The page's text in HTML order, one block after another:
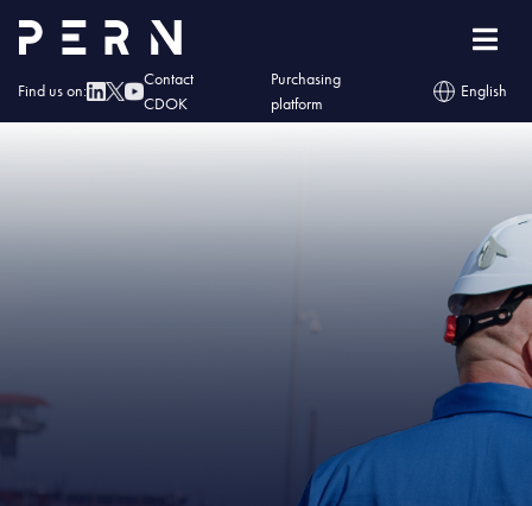
Find us on:
Contact
CDOK
Purchasing
platform
English
Home »IMG – PERN: największa akcja wolontariatu w historii Spółki